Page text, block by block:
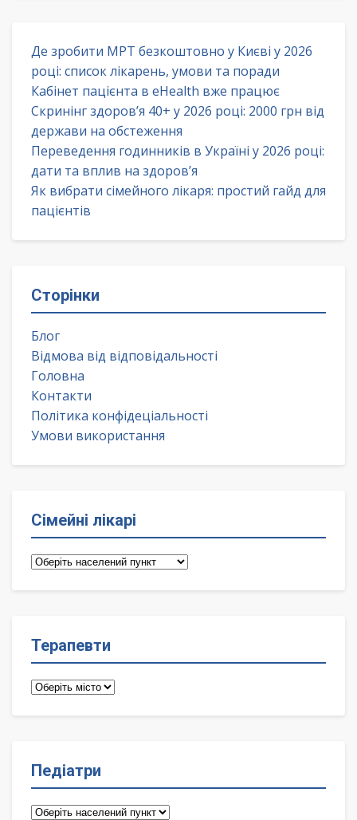
Де зробити МРТ безкоштовно у Києві у 2026
році: список лікарень, умови та поради
Кабінет пацієнта в eHealth вже працює
Скринінг здоров’я 40+ у 2026 році: 2000 грн від
держави на обстеження
Переведення годинників в Україні у 2026 році:
дати та вплив на здоров’я
Як вибрати сімейного лікаря: простий гайд для
пацієнтів
Сторінки
Блог
Відмова від відповідальності
Головна
Контакти
Політика конфідеціальності
Умови використання
Сімейні лікарі
Сімейні
Терапевти
Терапевти
Педіатри
Педіатри